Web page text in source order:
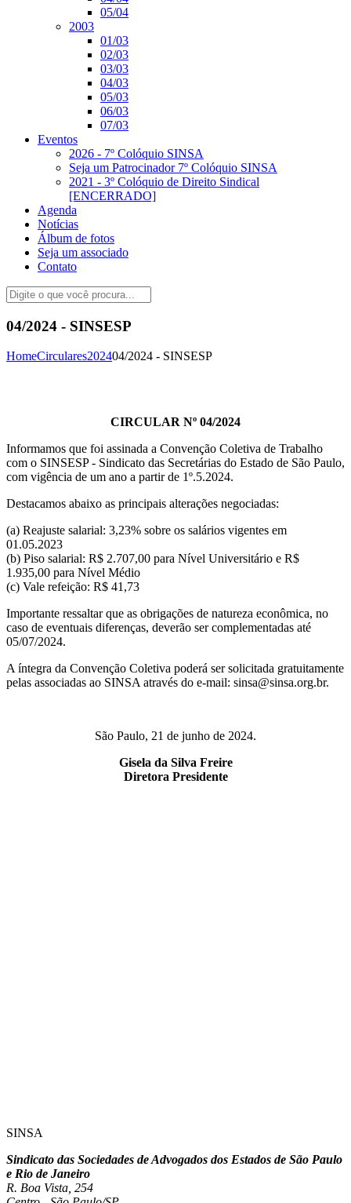
05/04
2003
01/03
02/03
03/03
04/03
05/03
06/03
07/03
Eventos
2026 - 7º Colóquio SINSA
Seja um Patrocinador 7º Colóquio SINSA
2021 - 3º Colóquio de Direito Sindical
[ENCERRADO]
Agenda
Notícias
Álbum de fotos
Seja um associado
Contato
04/2024 - SINSESP
HomeCirculares202404/2024 - SINSESP
CIRCULAR Nº 04/2024
Informamos que foi assinada a Convenção Coletiva de Trabalho
com o SINSESP - Sindicato das Secretárias do Estado de São Paulo,
com vigência de um ano a partir de 1º.5.2024.
Destacamos abaixo as principais alterações negociadas:
(a) Reajuste salarial: 3,23% sobre os salários vigentes em
01.05.2023
(b) Piso salarial: R$ 2.707,00 para Nível Universitário e R$
1.935,00 para Nível Médio
(c) Vale refeição: R$ 41,73
Importante ressaltar que as obrigações de natureza econômica, no
caso de eventuais diferenças, deverão ser complementadas até
05/07/2024.
A íntegra da Convenção Coletiva poderá ser solicitada gratuitamente
pelas associadas ao SINSA através do e-mail: sinsa@sinsa.org.br.
São Paulo, 21 de junho de 2024.
Gisela da Silva Freire
Diretora Presidente
SINSA
Sindicato das Sociedades de Advogados dos Estados de São Paulo
e Rio de Janeiro
R. Boa Vista, 254